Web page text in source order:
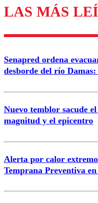
LAS MÁS
Senapred ordena
desborde del río
Nuevo temblor sacude
magnitud y el epicentro
Alerta por calor
Temprana Preventiva